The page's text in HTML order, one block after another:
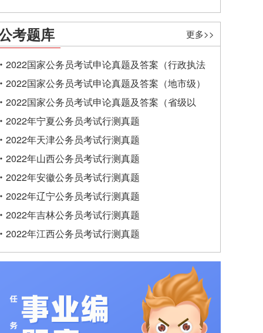
考题库 更多>>
2022国家公务员考试申论真题及答案（行政执法
类）
2022国家公务员考试申论真题及答案（地市级）
2022国家公务员考试申论真题及答案（省级以
上）
2022年宁夏公务员考试行测真题
2022年天津公务员考试行测真题
2022年山西公务员考试行测真题
2022年安徽公务员考试行测真题
2022年辽宁公务员考试行测真题
2022年吉林公务员考试行测真题
2022年江西公务员考试行测真题